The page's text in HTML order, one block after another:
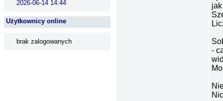
2026-06-14 14:44
Użytkownicy online
brak zalogowanych
-